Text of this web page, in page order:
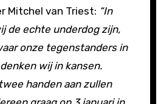
Mitchel van Triest: “In
de echte underdog zijn,
onze tegenstanders in
wij in kansen.
handen aan zullen